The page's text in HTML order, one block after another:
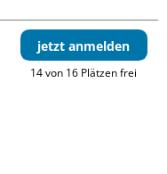
jetzt anmelden
14 von 16 Plätzen frei